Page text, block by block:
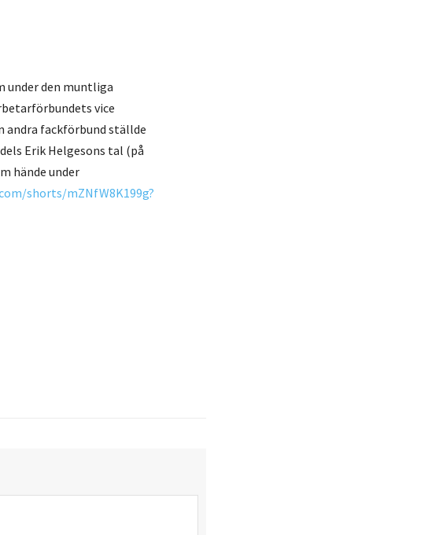
under den muntliga
vice
andra fackförbund ställde
Erik Helgesons tal (på
hände under
shorts/mZNfW8K199g?